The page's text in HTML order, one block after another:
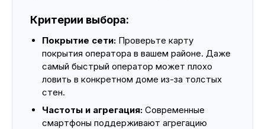
Критерии выбора:
Покрытие сети: Проверьте карту
покрытия оператора в вашем районе. Даже
самый быстрый оператор может плохо
ловить в конкретном доме из-за толстых
стен.
Частоты и агрегация: Современные
смартфоны поддерживают агрегацию